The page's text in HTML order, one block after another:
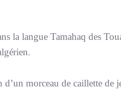
la langue Tamahaq des
morceau de caillette de